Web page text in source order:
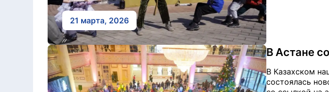
21 марта, 2026
В Астане
В Казахском
состоялась